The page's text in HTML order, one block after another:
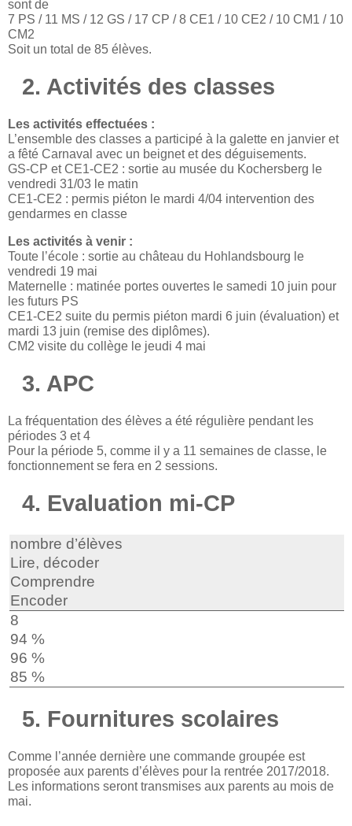
sont de
7 PS / 11 MS / 12 GS / 17 CP / 8 CE1 / 10 CE2 / 10 CM1 / 10
CM2
Soit un total de 85 élèves.
2. Activités des classes
Les activités effectuées :
L’ensemble des classes a participé à la galette en janvier et
a fêté Carnaval avec un beignet et des déguisements.
GS-CP et CE1-CE2 : sortie au musée du Kochersberg le
vendredi 31/03 le matin
CE1-CE2 : permis piéton le mardi 4/04 intervention des
gendarmes en classe
Les activités à venir :
Toute l’école : sortie au château du Hohlandsbourg le
vendredi 19 mai
Maternelle : matinée portes ouvertes le samedi 10 juin pour
les futurs PS
CE1-CE2 suite du permis piéton mardi 6 juin (évaluation) et
mardi 13 juin (remise des diplômes).
CM2 visite du collège le jeudi 4 mai
3. APC
La fréquentation des élèves a été régulière pendant les
périodes 3 et 4
Pour la période 5, comme il y a 11 semaines de classe, le
fonctionnement se fera en 2 sessions.
4. Evaluation mi-CP
nombre d’élèves
Lire, décoder
Comprendre
Encoder
8
94 %
96 %
85 %
5. Fournitures scolaires
Comme l’année dernière une commande groupée est
proposée aux parents d’élèves pour la rentrée 2017/2018.
Les informations seront transmises aux parents au mois de
mai.